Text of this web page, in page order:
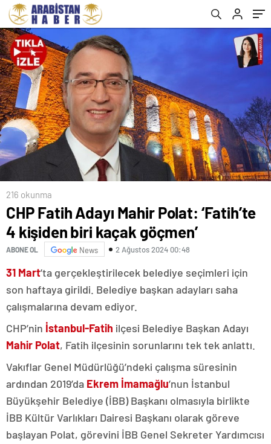
216 okunma
CHP Fatih Adayı Mahir Polat: ‘Fatih’te
4 kişiden biri kaçak göçmen’
ABONE OL News 2 Ağustos 2024 00:48
31 Mart’ta gerçekleştirilecek belediye seçimleri için
son haftaya girildi. Belediye başkan adayları saha
çalışmalarına devam ediyor.
CHP’nin İstanbul-Fatih ilçesi Belediye Başkan Adayı
Mahir Polat, Fatih ilçesinin sorunlarını tek tek anlattı.
Vakıflar Genel Müdürlüğü’ndeki çalışma süresinin
ardından 2019’da Ekrem İmamağlu’nun İstanbul
Büyükşehir Belediye (İBB) Başkanı olmasıyla birlikte
İBB Kültür Varlıkları Dairesi Başkanı olarak göreve
başlayan Polat, görevini İBB Genel Sekreter Yardımcısı